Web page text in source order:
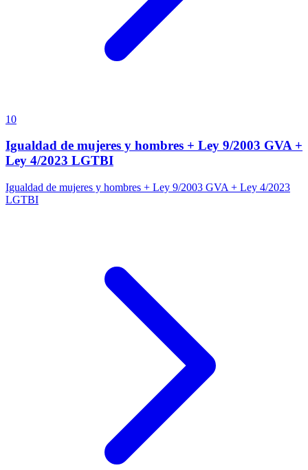
10
Igualdad de mujeres y hombres + Ley 9/2003 GVA +
Ley 4/2023 LGTBI
Igualdad de mujeres y hombres + Ley 9/2003 GVA + Ley 4/2023
LGTBI